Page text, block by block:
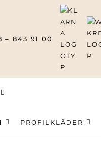
– 843 91 00
PROFILKLÄDER
Produktsökning